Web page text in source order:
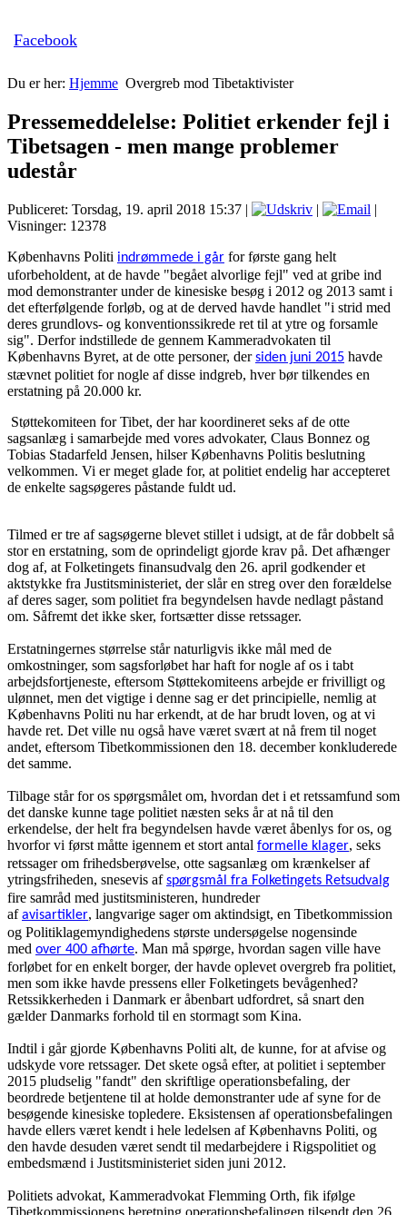
Facebook
Du er her: Hjemme Overgreb mod Tibetaktivister
Pressemeddelelse: Politiet erkender fejl i
Tibetsagen - men mange problemer
udestår
Publiceret: Torsdag, 19. april 2018 15:37 | |
|
Visninger: 12378
Københavns Politi indrømmede i går for første gang helt
uforbeholdent, at de havde "begået alvorlige fejl" ved at gribe ind
mod demonstranter under de kinesiske besøg i 2012 og 2013 samt i
det efterfølgende forløb, og at de derved havde handlet "i strid med
deres grundlovs- og konventionssikrede ret til at ytre og forsamle
sig". Derfor indstillede de gennem Kammeradvokaten til
Københavns Byret, at de otte personer, dersiden juni 2015 havde
stævnet politiet for nogle af disse indgreb, hver bør tilkendes en
erstatning på 20.000 kr.
Støttekomiteen for Tibet, der har koordineret seks af de otte
sagsanlæg i samarbejde med vores advokater, Claus Bonnez og
Tobias Stadarfeld Jensen, hilser Københavns Politis beslutning
velkommen. Vi er meget glade for, at politiet endelig har accepteret
de enkelte sagsøgeres påstande fuldt ud.
Tilmed er tre af sagsøgerne blevet stillet i udsigt, at de får dobbelt så
stor en erstatning, som de oprindeligt gjorde krav på. Det afhænger
dog af, at Folketingets finansudvalg den 26. april godkender et
aktstykke fra Justitsministeriet, der slår en streg over den forældelse
af deres sager, som politiet fra begyndelsen havde nedlagt påstand
om. Såfremt det ikke sker, fortsætter disse retssager.
Erstatningernes størrelse står naturligvis ikke mål med de
omkostninger, som sagsforløbet har haft for nogle af os i tabt
arbejdsfortjeneste, eftersom Støttekomiteens arbejde er frivilligt og
ulønnet, men det vigtige i denne sag er det principielle, nemlig at
Københavns Politi nu har erkendt, at de har brudt loven, og at vi
havde ret. Det ville nu også have været svært at nå frem til noget
andet, eftersom Tibetkommissionen den 18. december konkluderede
det samme.
Tilbage står for os spørgsmålet om, hvordan det i et retssamfund som
det danske kunne tage politiet næsten seks år at nå til den
erkendelse, der helt fra begyndelsen havde været åbenlys for os, og
hvorfor vi først måtte igennem et stort antal formelle klager, seks
retssager om frihedsberøvelse, otte sagsanlæg om krænkelser af
ytringsfriheden, snesevis afspørgsmål fra Folketingets Retsudvalg
fire samråd med justitsministeren, hundreder
afavisartikler, langvarige sager om aktindsigt, en Tibetkommission
og Politiklagemyndighedens største undersøgelse nogensinde
med over 400 afhørte. Man må spørge, hvordan sagen ville have
forløbet for en enkelt borger, der havde oplevet overgreb fra politiet,
men som ikke havde pressens eller Folketingets bevågenhed?
Retssikkerheden i Danmark er åbenbart udfordret, så snart den
gælder Danmarks forhold til en stormagt som Kina.
Indtil i går gjorde Københavns Politi alt, de kunne, for at afvise og
udskyde vore retssager. Det skete også efter, at politiet i september
2015 pludselig "fandt" den skriftlige operationsbefaling, der
beordrede betjentene til at holde demonstranter ude af syne for de
besøgende kinesiske topledere. Eksistensen af operationsbefalingen
havde ellers været kendt i hele ledelsen af Københavns Politi, og
den havde desuden været sendt til medarbejdere i Rigspolitiet og
embedsmænd i Justitsministeriet siden juni 2012.
Politiets advokat, Kammeradvokat Flemming Orth, fik ifølge